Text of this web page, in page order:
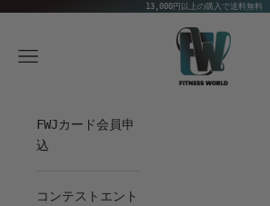
13,000円以上の購入で送料無料
Fitness World
Navigation menu
FWJカード会員申
込
コンテストエント